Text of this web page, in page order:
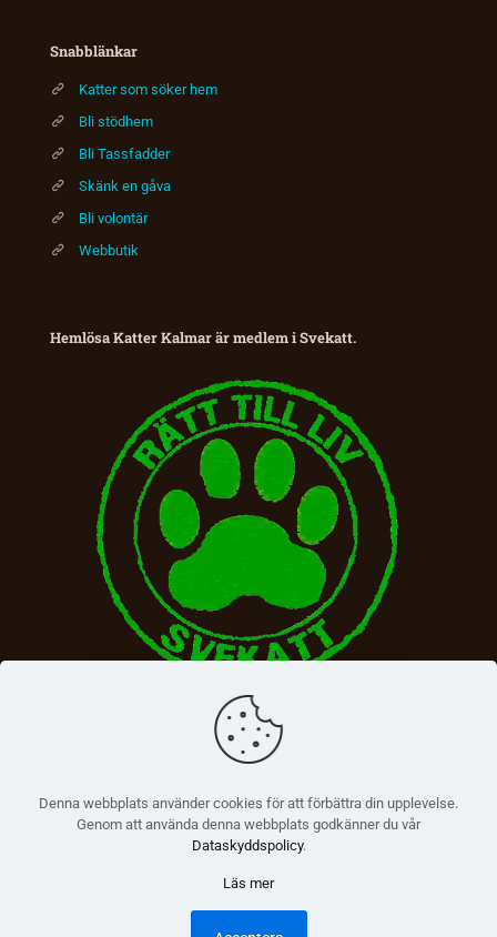
Snabblänkar
Katter som söker hem
Bli stödhem
Bli Tassfadder
Skänk en gåva
Bli volontär
Webbutik
Hemlösa Katter Kalmar är medlem i Svekatt.
Denna webbplats använder cookies för att förbättra din upplevelse.
Genom att använda denna webbplats godkänner du vår
Dataskyddspolicy.
Läs mer